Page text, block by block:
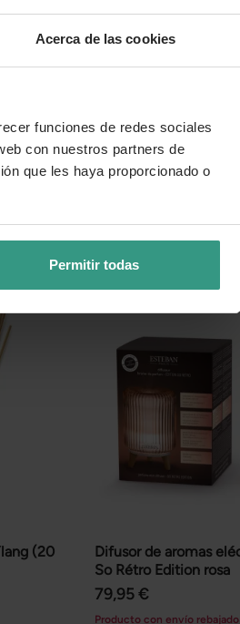
Acerca de las cookies
funciones de redes sociales
con nuestros partners de
que les haya proporcionado o
Permitir todas
Esteban
Esencia concentrada
11,95 €
Producto con envío rebajado
(20
Difusor de aromas
So Rétro Edition rosa
79,95 €
Producto con envío rebajado